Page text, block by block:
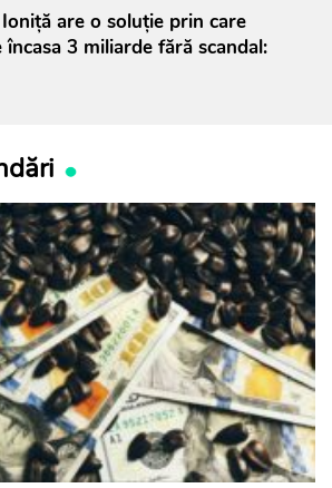
are o soluție prin care
3 miliarde fără scandal: